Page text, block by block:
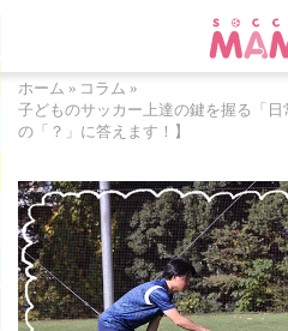
ホーム » コラム »
子どものサッカー上達の鍵を握る「
の「？」に答えます！】